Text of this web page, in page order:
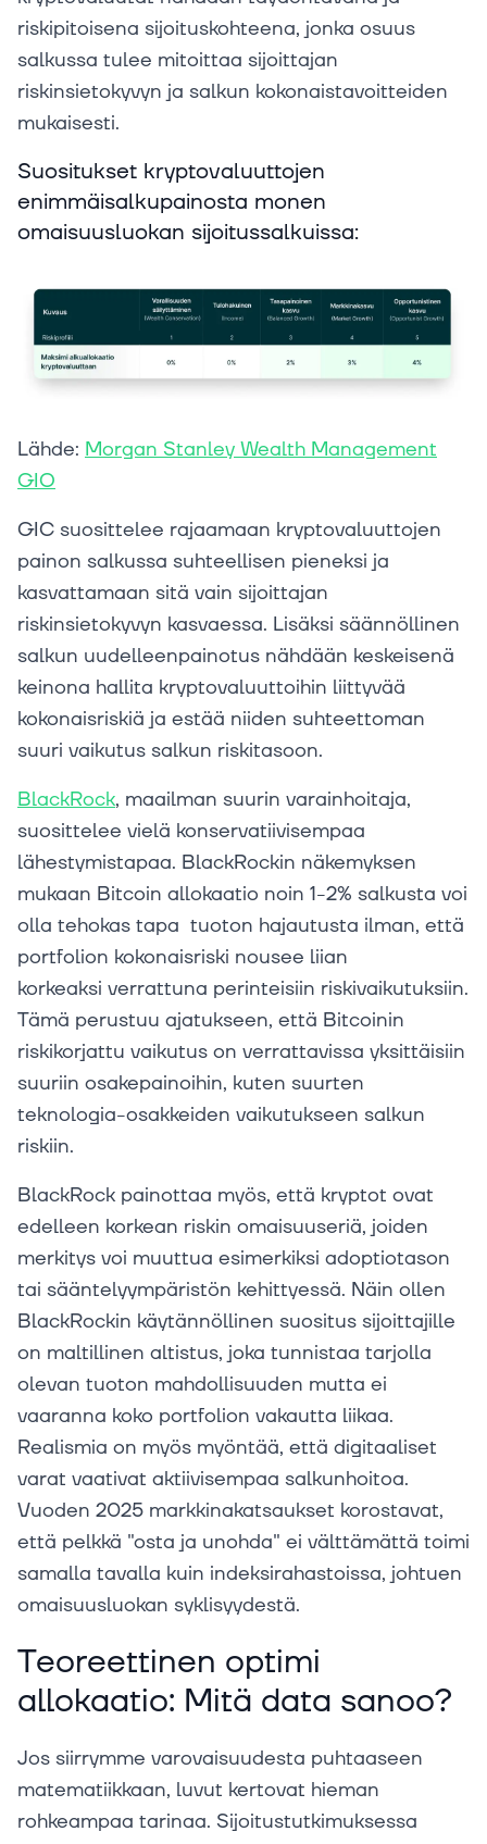
riskipitoisena sijoituskohteena, jonka osuus
salkussa tulee mitoittaa sijoittajan
riskinsietokyvyn ja salkun kokonaistavoitteiden
mukaisesti.
Suositukset kryptovaluuttojen
enimmäisalkupainosta monen
omaisuusluokan sijoitussalkuissa:
Lähde: Morgan Stanley Wealth Management
GIO
GIC suosittelee rajaamaan kryptovaluuttojen
painon salkussa suhteellisen pieneksi ja
kasvattamaan sitä vain sijoittajan
riskinsietokyvyn kasvaessa. Lisäksi säännöllinen
salkun uudelleenpainotus nähdään keskeisenä
keinona hallita kryptovaluuttoihin liittyvää
kokonaisriskiä ja estää niiden suhteettoman
suuri vaikutus salkun riskitasoon.
BlackRock, maailman suurin varainhoitaja,
suosittelee vielä konservatiivisempaa
lähestymistapaa. BlackRockin näkemyksen
mukaan Bitcoin allokaatio noin 1-2% salkusta voi
olla tehokas tapa tuoton hajautusta ilman, että
portfolion kokonaisriski nousee liian
korkeaksi verrattuna perinteisiin riskivaikutuksiin.
Tämä perustuu ajatukseen, että Bitcoinin
riskikorjattu vaikutus on verrattavissa yksittäisiin
suuriin osakepainoihin, kuten suurten
teknologia-osakkeiden vaikutukseen salkun
riskiin.
BlackRock painottaa myös, että kryptot ovat
edelleen korkean riskin omaisuuseriä, joiden
merkitys voi muuttua esimerkiksi adoptiotason
tai sääntelyympäristön kehittyessä. Näin ollen
BlackRockin käytännöllinen suositus sijoittajille
on maltillinen altistus, joka tunnistaa tarjolla
olevan tuoton mahdollisuuden mutta ei
vaaranna koko portfolion vakautta liikaa.
Realismia on myös myöntää, että digitaaliset
varat vaativat aktiivisempaa salkunhoitoa.
Vuoden 2025 markkinakatsaukset korostavat,
että pelkkä "osta ja unohda" ei välttämättä toimi
samalla tavalla kuin indeksirahastoissa, johtuen
omaisuusluokan syklisyydestä.
Teoreettinen optimi
allokaatio: Mitä data sanoo?
Jos siirrymme varovaisuudesta puhtaaseen
matematiikkaan, luvut kertovat hieman
rohkeampaa tarinaa. Sijoitustutkimuksessa